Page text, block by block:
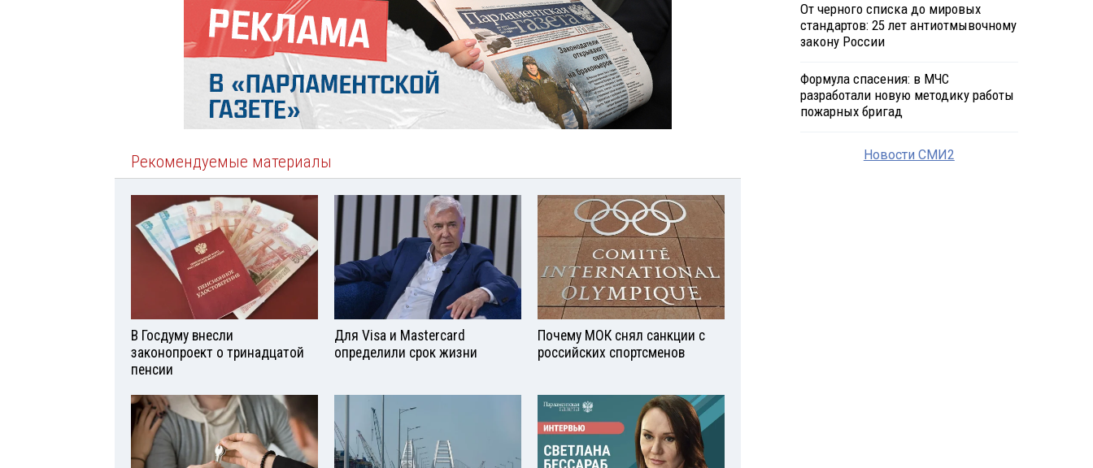
Рекомендуемые материалы
В Госдуму внесли
законопроект о тринадцатой
пенсии
Для Visа и Mastercard
определили срок жизни
Почему МОК снял санкции с
российских спортсменов
От черного списка до мировых
стандартов: 25 лет антиотмывочному
закону России
Формула спасения: в МЧС
разработали новую методику работы
пожарных бригад
Новости СМИ2